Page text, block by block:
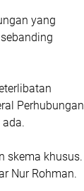
yang
Perhubungan
skema khusus.
Nur Rohman.